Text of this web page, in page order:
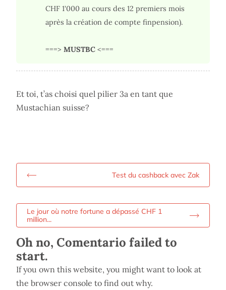
CHF 1'000 au cours des 12 premiers mois
après la création de compte finpension).
===> MUSTBC<===
Et toi, t’as choisi quel pilier 3a en tant que
Mustachian suisse?
Test du cashback avec Zak
Le jour où notre fortune a dépassé CHF 1
million...
Oh no, Comentario failed to
start.
If you own this website, you might want to look at
the browser console to find out why.